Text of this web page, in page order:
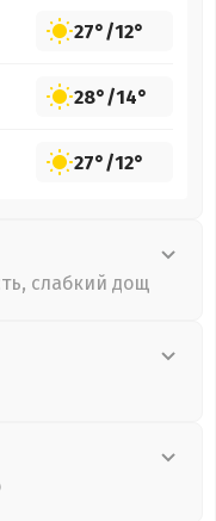
27°/12°
28°/14°
27°/12°
слабкий дощ